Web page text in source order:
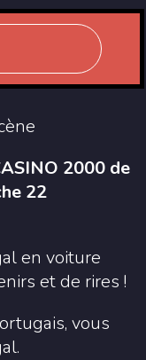
2000 de
22
en voiture
et de rires !
vous